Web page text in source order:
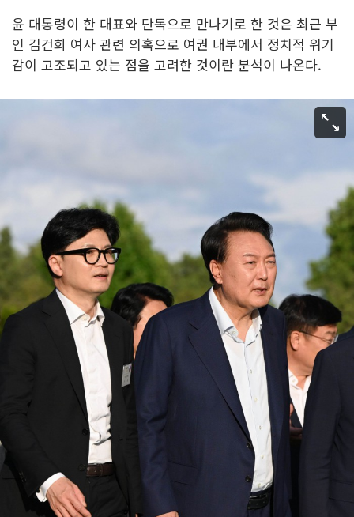
윤 대통령이 한 대표와 단독으로 만나기로 한 것은 최근 부
인 김건희 여사 관련 의혹으로 여권 내부에서 정치적 위기
감이 고조되고 있는 점을 고려한 것이란 분석이 나온다.